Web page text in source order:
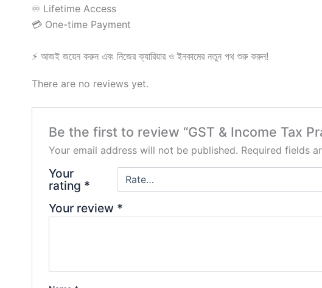
♾️ Lifetime Access
💳 One-time Payment
⚡ আজই জয়েন করুন এবং নিজের ক্যারিয়ার ও ইনকামের নতুন পথ শুরু করুন!
There are no reviews yet.
Be the first to review “GST & Income Tax
Your email address will not be published. Required fields
Your
rating *
Your review *